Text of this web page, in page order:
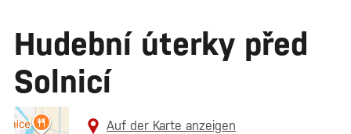
Hudební úterky před
Solnicí
Auf der Karte anzeigen